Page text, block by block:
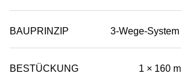
BAUPRINZIP 3-Wege-
BESTÜCKUNG
1 × 160